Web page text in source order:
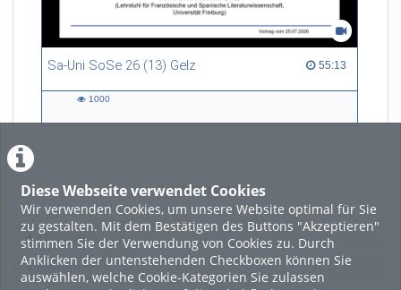
Diese Webseite verwendet Cookies
Wir verwenden Cookies, um unsere Website optimal für Sie
zu gestalten. Mit dem Bestätigen des Buttons "Akzeptieren"
stimmen Sie der Verwendung von Cookies zu. Durch
Anklicken der untenstehenden Checkboxen können Sie
auswählen, welche Cookie-Kategorien Sie zulassen
Sa-Uni SoSe 26 (13) Gelz 55:13
55:13 duration
1000
LADE MEHR
Featured
Beliebtheit